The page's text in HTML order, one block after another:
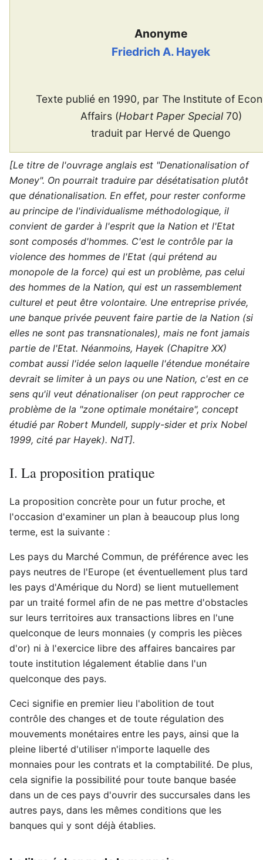
Anonyme
Friedrich A. Hayek
Texte publié en 1990, par The Institute of
Affairs (Hobart Paper Special70)
traduit par Hervé de Quengo
[Le titre de l'ouvrage anglais est "Denationalisation of
Money". On pourrait traduire par désétatisation plutôt
que dénationalisation. En effet, pour rester conforme
au principe de l'individualisme méthodologique, il
convient de garder à l'esprit que la Nation et l'Etat
sont composés d'hommes. C'est le contrôle par la
violence des hommes de l'Etat (qui prétend au
monopole de la force) qui est un problème, pas celui
des hommes de la Nation, qui est un rassemblement
culturel et peut être volontaire. Une entreprise privée,
une banque privée peuvent faire partie de la Nation (si
elles ne sont pas transnationales), mais ne font jamais
partie de l'Etat. Néanmoins, Hayek (Chapitre XX)
combat aussi l'idée selon laquelle l'étendue monétaire
devrait se limiter à un pays ou une Nation, c'est en ce
sens qu'il veut dénationaliser (on peut rapprocher ce
problème de la "zone optimale monétaire", concept
étudié par Robert Mundell, supply-sider et prix Nobel
1999, cité par Hayek). NdT].
I. La proposition pratique
La proposition concrète pour un futur proche, et
l'occasion d'examiner un plan à beaucoup plus long
terme, est la suivante :
Les pays du Marché Commun, de préférence avec les
pays neutres de l'Europe (et éventuellement plus tard
les pays d'Amérique du Nord) se lient mutuellement
par un traité formel afin de ne pas mettre d'obstacles
sur leurs territoires aux transactions libres en l'une
quelconque de leurs monnaies (y compris les pièces
d'or) ni à l'exercice libre des affaires bancaires par
toute institution légalement établie dans l'un
quelconque des pays.
Ceci signifie en premier lieu l'abolition de tout
contrôle des changes et de toute régulation des
mouvements monétaires entre les pays, ainsi que la
pleine liberté d'utiliser n'importe laquelle des
monnaies pour les contrats et la comptabilité. De plus,
cela signifie la possibilité pour toute banque basée
dans un de ces pays d'ouvrir des succursales dans les
autres pays, dans les mêmes conditions que les
banques qui y sont déjà établies.